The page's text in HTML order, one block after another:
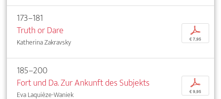
173–181
Truth or Dare
Katherina Zakravsky
p
€ 7,95
185–200
Fort und Da. Zur Ankunft des Subjekts
Eva Laquièze-Waniek
p
€ 9,95